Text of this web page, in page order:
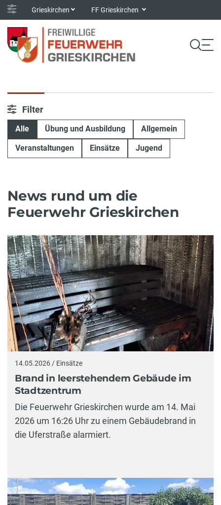
Grieskirchen FF Grieskirchen
Filter
Alle Übung und Ausbildung Allgemein
Veranstaltungen Einsätze Jugend
News rund um die
Feuerwehr Grieskirchen
14.05.2026 / Einsätze
Brand in leerstehendem Gebäude im
Stadtzentrum
Die Feuerwehr Grieskirchen wurde am 14. Mai
2026 um 16:26 Uhr zu einem Gebäudebrand in
die Uferstraße alarmiert.